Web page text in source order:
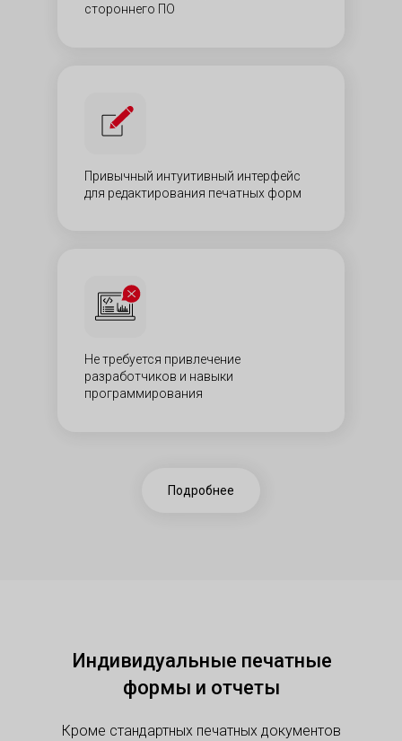
Подробнее
стороннего ПО
Привычный интуитивный интерфейс
для редактирования печатных форм
Не требуется привлечение
разработчиков и навыки
программирования
Индивидуальные печатные
формы и отчеты
Кроме стандартных печатных документов